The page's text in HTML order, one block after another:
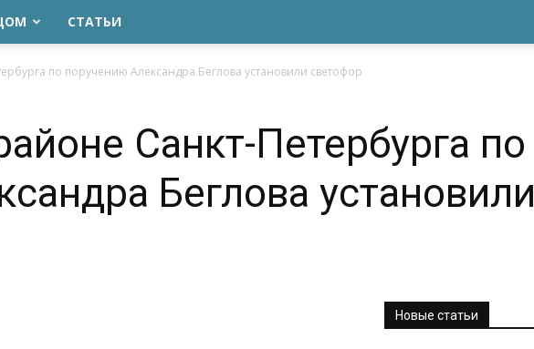
СТАТЬИ
по поручению Александра Беглова установили светофор
Санкт-Петербурга по
Беглова установили
Новые статьи